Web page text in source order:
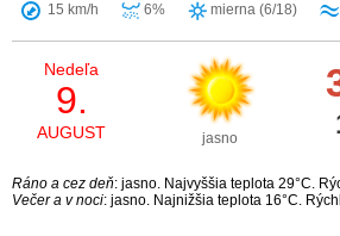
15 km/h 6% mierna (6/18)
Nedeľa
9.
AUGUST jasno
Ráno a cez deň: jasno. Najvyššia teplota 29°C.
Večer a v noci: jasno. Najnižšia teplota 16°C.